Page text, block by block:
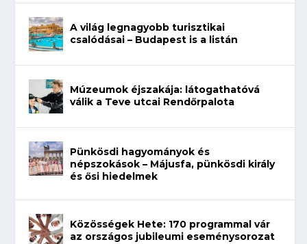
A világ legnagyobb turisztikai
csalódásai – Budapest is a listán
Múzeumok éjszakája: látogathatóvá
válik a Teve utcai Rendőrpalota
Pünkösdi hagyományok és
népszokások – Májusfa, pünkösdi király
és ősi hiedelmek
Közösségek Hete: 170 programmal vár
az országos jubileumi eseménysorozat